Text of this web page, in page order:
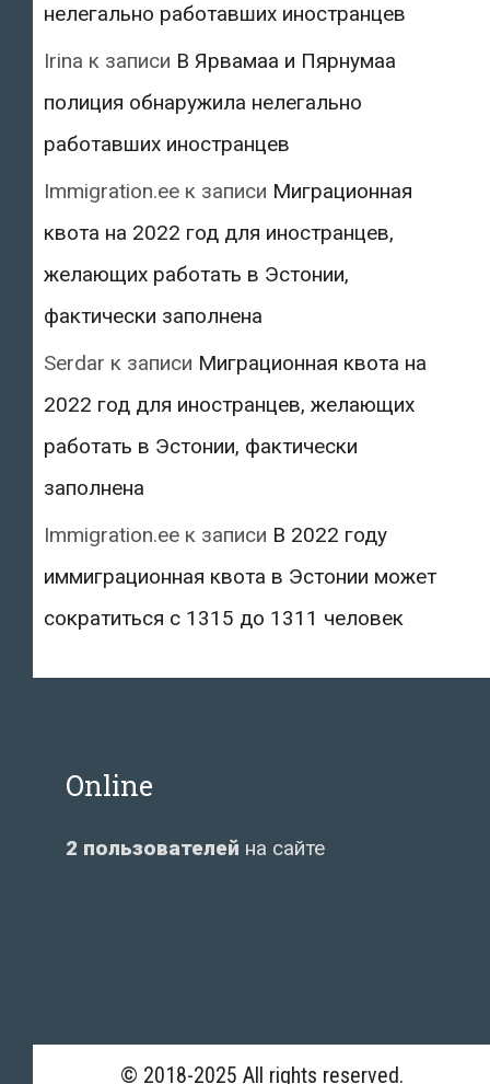
нелегально работавших иностранцев
Irina к записи В Ярвамаа и Пярнумаа
полиция обнаружила нелегально
работавших иностранцев
Immigration.ee к записи Миграционная
квота на 2022 год для иностранцев,
желающих работать в Эстонии,
фактически заполнена
Serdar к записи Миграционная квота на
2022 год для иностранцев, желающих
работать в Эстонии, фактически
заполнена
Immigration.ee к записи В 2022 году
иммиграционная квота в Эстонии может
сократиться с 1315 до 1311 человек
Online
2 пользователей на сайте
© 2018-2025 All rights reserved.